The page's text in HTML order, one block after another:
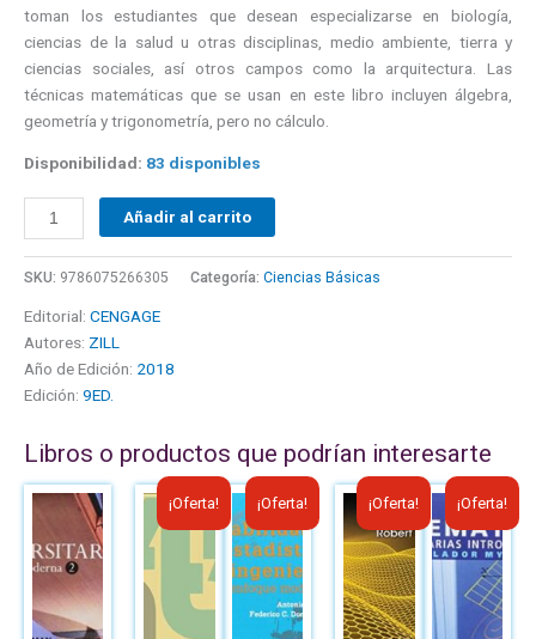
toman los estudiantes que desean especializarse en biología,
ciencias de la salud u otras disciplinas, medio ambiente, tierra y
ciencias sociales, así otros campos como la arquitectura. Las
técnicas matemáticas que se usan en este libro incluyen álgebra,
geometría y trigonometría, pero no cálculo.
Disponibilidad: 83 disponibles
Añadir al carrito
SKU: 9786075266305 Categoría: Ciencias Básicas
Editorial: CENGAGE
Autores: ZILL
Año de Edición: 2018
Edición: 9ED.
Libros o productos que podrían interesarte
¡Oferta!
El
precio
original
era:
B/.26.90.
El
precio
actual
es:
B/.23.00.
¡Oferta!
El
precio
original
era:
B/.16.52.
El
precio
actual
es:
B/.8.51.
¡Oferta!
El
precio
original
era:
B/.44.49.
El
precio
actual
es:
B/.27.05.
¡Oferta!
El
precio
original
era:
B/.39.75.
El
precio
actual
es:
B/